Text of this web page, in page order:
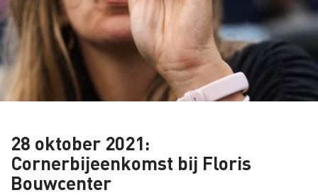
28 oktober 2021:
Cornerbijeenkomst bij Floris
Bouwcenter